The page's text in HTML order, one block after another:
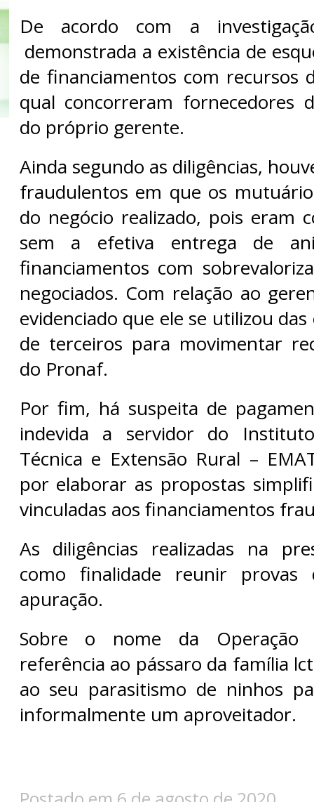
De acordo com a
demonstrada a existência de
de financiamentos com recursos
qual concorreram fornecedores
do próprio gerente.
Ainda segundo as diligências,
fraudulentos em que os
do negócio realizado, pois eram
sem a efetiva entrega de
financiamentos com
negociados. Com relação ao
evidenciado que ele se utilizou
de terceiros para movimentar
do Pronaf.
Por fim, há suspeita de
indevida a servidor do
Técnica e Extensão Rural –
por elaborar as propostas
vinculadas aos financiamentos
As diligências realizadas na
como finalidade reunir provas
apuração.
Sobre o nome da Operação
referência ao pássaro da família
ao seu parasitismo de ninhos
informalmente um aproveitador.